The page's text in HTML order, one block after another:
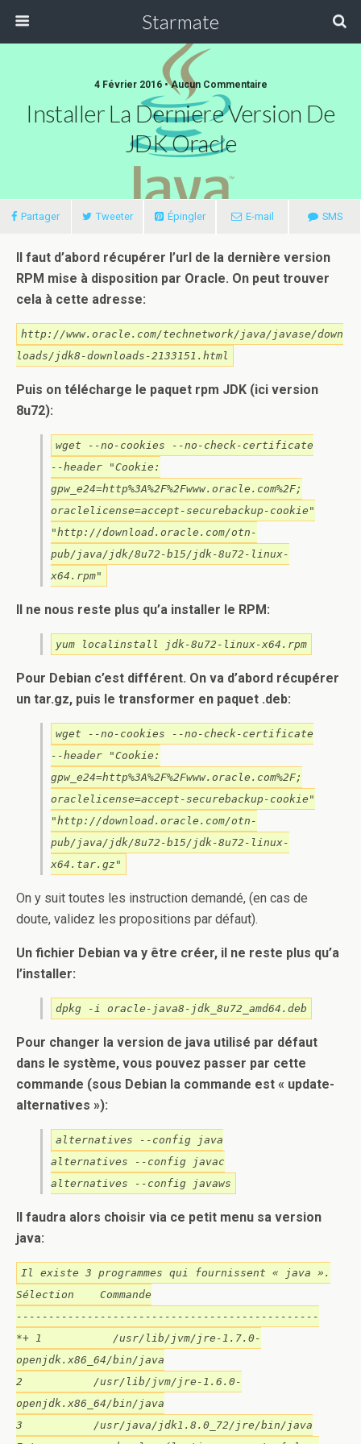
Starmate
4 Février 2016 •Aucun Commentaire
Installer La Derniere Version De
JDK Oracle
Partager Tweeter Épingler E-mail SMS
Il faut d’abord récupérer l’url de la dernière version
RPM mise à disposition par Oracle. On peut trouver
cela à cette adresse:
http://www.oracle.com/technetwork/java/javase/down
loads/jdk8-downloads-2133151.html
Puis on télécharge le paquet rpm JDK (ici version
8u72):
wget --no-cookies --no-check-certificate
--header "Cookie:
gpw_e24=http%3A%2F%2Fwww.oracle.com%2F;
oraclelicense=accept-securebackup-cookie"
"http://download.oracle.com/otn-
pub/java/jdk/8u72-b15/jdk-8u72-linux-
x64.rpm"
Il ne nous reste plus qu’a installer le RPM:
yum localinstall jdk-8u72-linux-x64.rpm
Pour Debian c’est différent. On va d’abord récupérer
un tar.gz, puis le transformer en paquet .deb:
wget --no-cookies --no-check-certificate
--header "Cookie:
gpw_e24=http%3A%2F%2Fwww.oracle.com%2F;
oraclelicense=accept-securebackup-cookie"
"http://download.oracle.com/otn-
pub/java/jdk/8u72-b15/jdk-8u72-linux-
x64.tar.gz"
On y suit toutes les instruction demandé, (en cas de
doute, validez les propositions par défaut).
Un fichier Debian va y être créer, il ne reste plus qu’a
l’installer:
dpkg -i oracle-java8-jdk_8u72_amd64.deb
Pour changer la version de java utilisé par défaut
dans le système, vous pouvez passer par cette
commande (sous Debian la commande est « update-
alternatives »):
alternatives --config java
alternatives --config javac
alternatives --config javaws
Il faudra alors choisir via ce petit menu sa version
java:
Il existe 3 programmes qui fournissent « java ».
Sélection Commande
-----------------------------------------------
*+ 1 /usr/lib/jvm/jre-1.7.0-
openjdk.x86_64/bin/java
2 /usr/lib/jvm/jre-1.6.0-
openjdk.x86_64/bin/java
3 /usr/java/jdk1.8.0_72/jre/bin/java